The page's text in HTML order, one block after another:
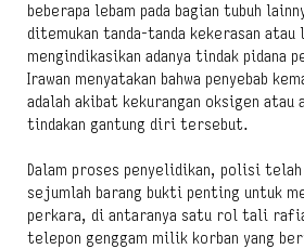
beberapa lebam pada bagian tubuh
ditemukan tanda-tanda kekerasan atau
mengindikasikan adanya tindak pidana
Irawan menyatakan bahwa penyebab
adalah akibat kekurangan oksigen atau
tindakan gantung diri tersebut.
Dalam proses penyelidikan, polisi telah
sejumlah barang bukti penting untuk
perkara, di antaranya satu rol tali
telepon genggam milik korban yang